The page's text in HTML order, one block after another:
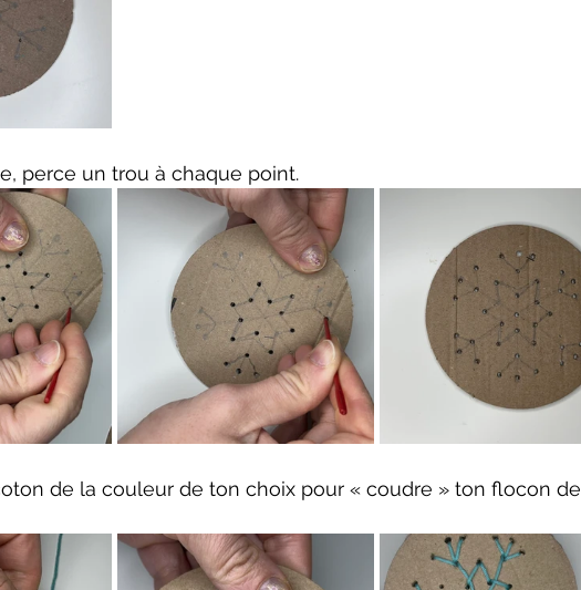
perce un trou à chaque point.
de la couleur de ton choix pour « coudre » ton flocon de